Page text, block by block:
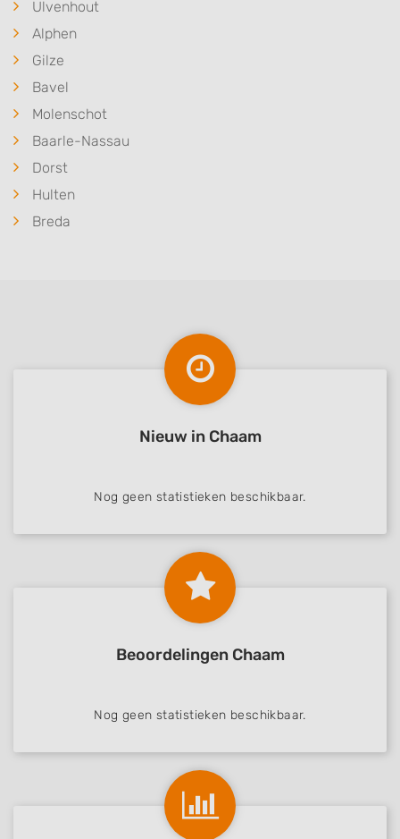
Ulvenhout
Alphen
Gilze
Bavel
Molenschot
Baarle-Nassau
Dorst
Hulten
Breda
Nieuw in Chaam
Nog geen statistieken beschikbaar.
Beoordelingen Chaam
Nog geen statistieken beschikbaar.